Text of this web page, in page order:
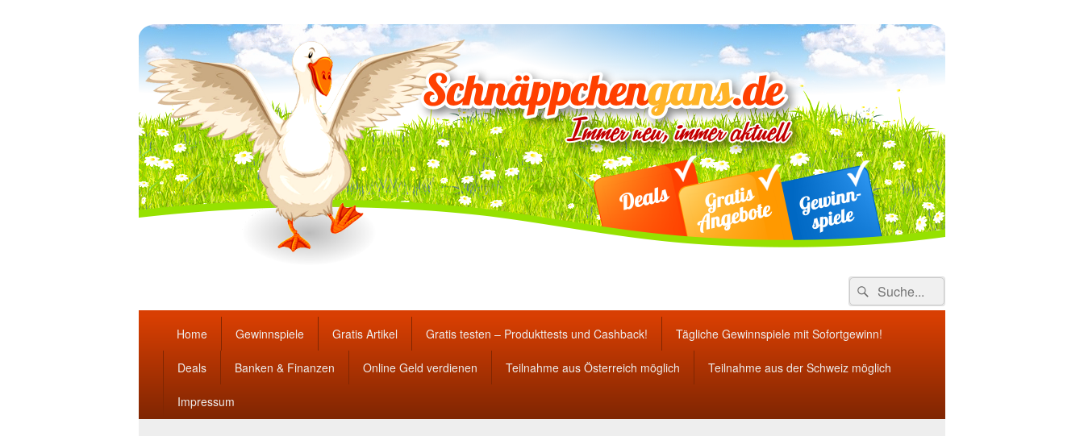
Täglich die besten Gewinnspiele und Angebote
Search
for:
Suche
Home Gewinnspiele Gratis Artikel Gratis testen – Produkttests und Cashback! Tägliche Gewinnspiele mit Sofortgewinn!
Deals Banken & Finanzen Online Geld verdienen Teilnahme aus Österreich möglich Teilnahme aus der Schweiz möglich
Impressum